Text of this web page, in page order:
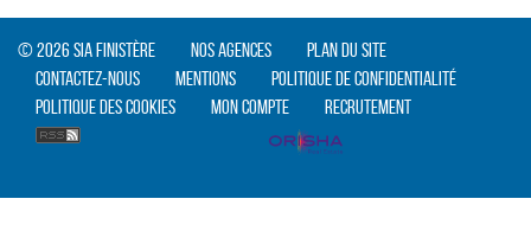
© 2026 SIA Finistère Nos agences
Plan du site
Contactez-nous
Mentions
Politique de confidentialité
Politique des cookies
Mon compte Recrutement